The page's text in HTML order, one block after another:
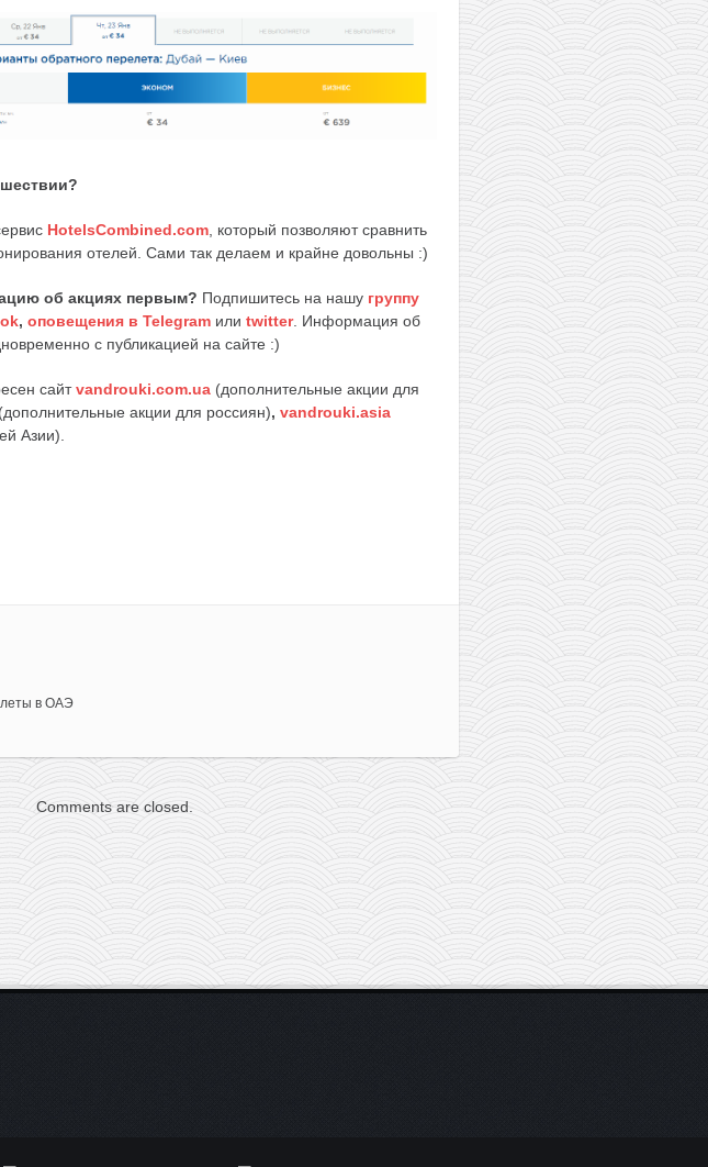
HotelsCombined.com , который позволяют сравнить
отелей. Сами так делаем и крайне довольны :)
об акциях первым? Подпишитесь на нашу группу
, оповещения в Telegram или twitter. Информация об
с публикацией на сайте :)
сайтvandrouki.com.ua (дополнительные акции для
(дополнительные акции для россиян), vandrouki.asia
Азии).
в ОАЭ
Comments are closed.